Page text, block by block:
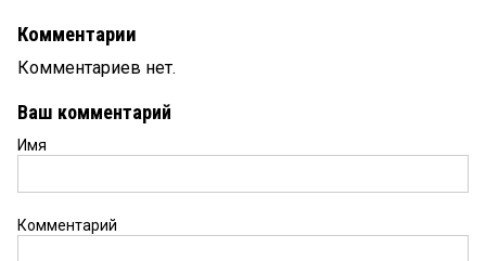
Комментарии
Комментариев нет.
Ваш комментарий
Имя
Комментарий